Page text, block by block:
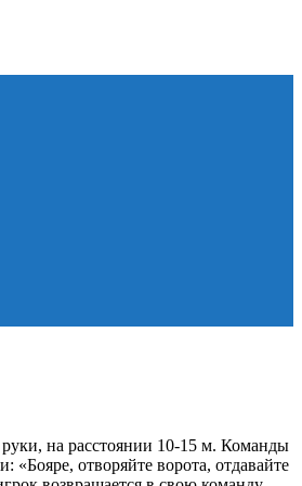
руки, на расстоянии 10-15 м. Команды
отворяйте ворота, отдавайте